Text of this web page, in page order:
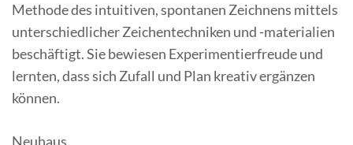
Methode des intuitiven, spontanen Zeichnens mittels
unterschiedlicher Zeichentechniken und -materialien
beschäftigt. Sie bewiesen Experimentierfreude und
lernten, dass sich Zufall und Plan kreativ ergänzen
können.
Neuhaus